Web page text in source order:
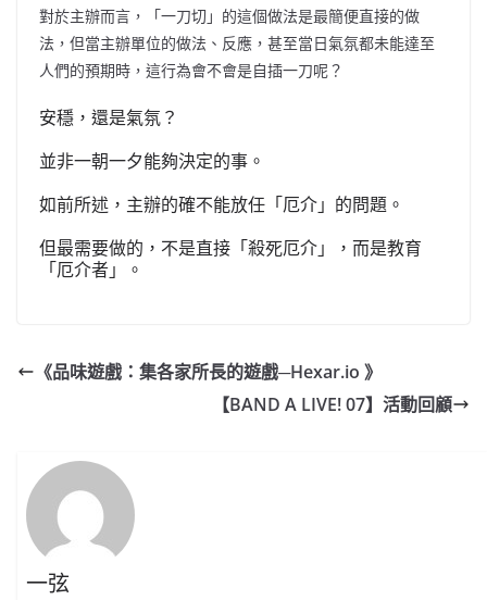
對於主辦而言，「一刀切」的這個做法是最簡便直接的做
法，但當主辦單位的做法、反應，甚至當日氣氛都未能達至
人們的預期時，這行為會不會是自插一刀呢？
安穩，還是氣氛？
並非一朝一夕能夠決定的事。
如前所述，主辦的確不能放任「厄介」的問題。
但最需要做的，不是直接「殺死厄介」，而是教育
「厄介者」。
《品味遊戲：集各家所長的遊戲─Hexar.io 》
【BAND A LIVE! 07】活動回顧
一弦